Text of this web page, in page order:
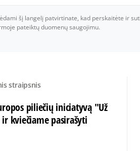
šį langelį patvirtinate, kad perskaitėte ir
pateiktų duomenų saugojimu.
straipsnis
piliečių iniciatyvą "Už
kviečiame pasirašyti